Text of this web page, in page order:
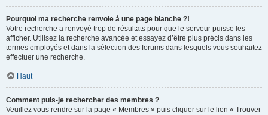
Pourquoi ma recherche renvoie à une page blanche ?!
Votre recherche a renvoyé trop de résultats pour que le serveur puisse les
afficher. Utilisez la recherche avancée et essayez d’être plus précis dans les
termes employés et dans la sélection des forums dans lesquels vous souhaitez
effectuer une recherche.
Haut
Comment puis-je rechercher des membres ?
Veuillez vous rendre sur la page « Membres » puis cliquer sur le lien « Trouver